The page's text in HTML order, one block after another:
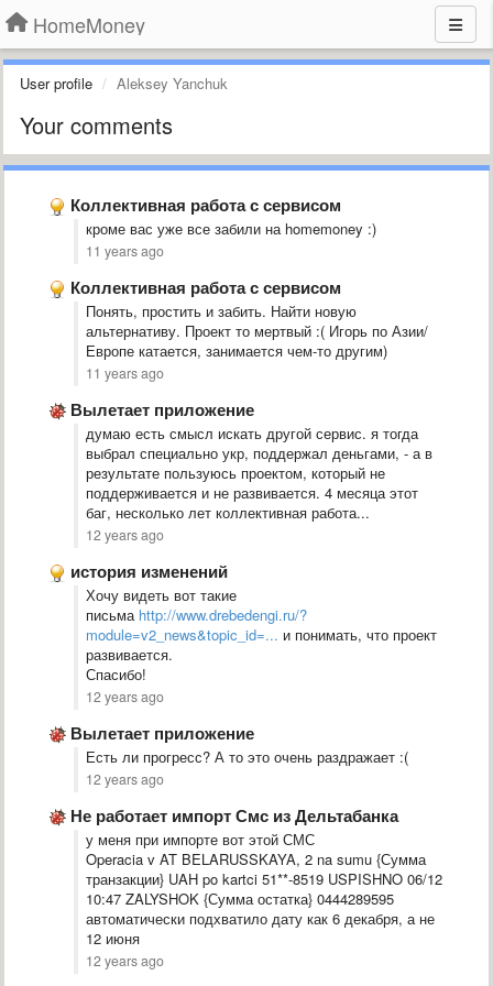
HomeMoney
User profile Aleksey Yanchuk
Your comments
Коллективная работа с сервисом
кроме вас уже все забили на homemoney :)
11 years ago
Коллективная работа с сервисом
Понять, простить и забить. Найти новую
альтернативу. Проект то мертвый :( Игорь по Азии/
Европе катается, занимается чем-то другим)
11 years ago
Вылетает приложение
думаю есть смысл искать другой сервис. я тогда
выбрал специально укр, поддержал деньгами, - а в
результате пользуюсь проектом, который не
поддерживается и не развивается. 4 месяца этот
баг, несколько лет коллективная работа...
12 years ago
история изменений
Хочу видеть вот такие
письма http://www.drebedengi.ru/?
module=v2_news&topic_id=... и понимать, что проект
развивается.
Спасибо!
12 years ago
Вылетает приложение
Есть ли прогресс? А то это очень раздражает :(
12 years ago
Не работает импорт Смс из Дельтабанка
у меня при импорте вот этой СМС
Operacia v AT BELARUSSKAYA, 2 na sumu {Сумма
транзакции} UAH po kartci 51**-8519 USPISHNO 06/12
10:47 ZALYSHOK {Сумма остатка} 0444289595
автоматически подхватило дату как 6 декабря, а не
12 июня
12 years ago